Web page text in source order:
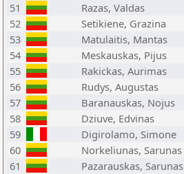
51
Razas, Valdas
52
Setikiene, Grazina
53
Matulaitis, Mantas
54
Meskauskas, Pijus
55
Rakickas, Aurimas
56
Rudys, Augustas
57
Baranauskas, Nojus
58
Dziuve, Edvinas
59
Digirolamo, Simone
60
Norkeliunas, Sarunas
61
Pazarauskas, Sarunas